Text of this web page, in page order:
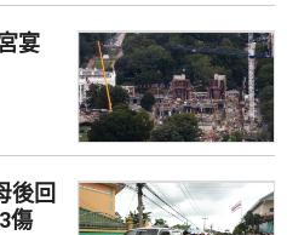
宴
後回
傷